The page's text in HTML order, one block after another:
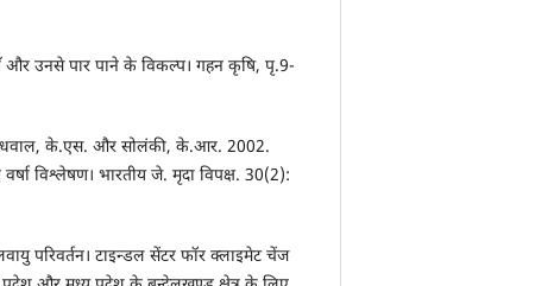
और उनसे पार पाने के विकल्प। गहन कृषि, पृ.9-
के.एस. और सोलंकी, के.आर. 2002.
विश्लेषण। भारतीय जे. मृदा विपक्ष. 30(2):
परिवर्तन। टाइन्डल सेंटर फॉर क्लाइमेट चेंज